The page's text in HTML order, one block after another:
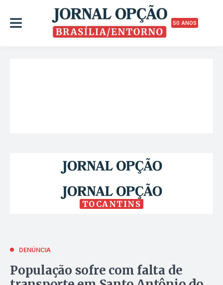
50 ANOS
TOCANTINS
DENÚNCIA
População sofre com falta de